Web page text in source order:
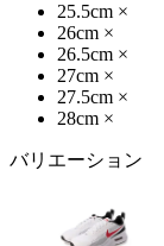
25.5cm ×
26cm ×
26.5cm ×
27cm ×
27.5cm ×
28cm ×
バリエーション